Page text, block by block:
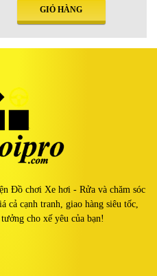
GIỎ HÀNG
Đồ chơi Xe hơi - Rửa và chăm sóc
cả cạnh tranh, giao hàng siêu tốc,
cho xế yêu của bạn!